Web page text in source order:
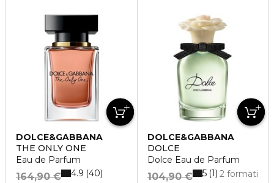
DOLCE&GABBANA
THE ONLY ONE
Eau de Parfum
164,90 € 4.9 40
DOLCE&GABBANA
DOLCE
Dolce Eau de Parfum
104,90 € 2 formati
5 1